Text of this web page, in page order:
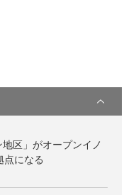
地区」がオープンイノ
点になる